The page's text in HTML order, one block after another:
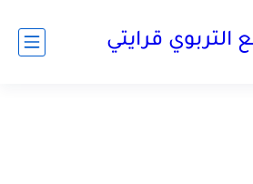
التربوي قرايتي